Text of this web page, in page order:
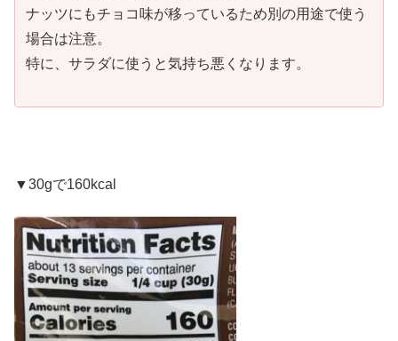
ナッツにもチョコ味が移っているため別の用途で使う
場合は注意。
特に、サラダに使うと気持ち悪くなります。
▼30gで160kcal